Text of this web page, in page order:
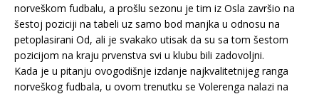
norveškom fudbalu, a prošlu sezonu je tim iz Osla završio na
šestoj poziciji na tabeli uz samo bod manjka u odnosu na
petoplasirani Od, ali je svakako utisak da su sa tom šestom
pozicijom na kraju prvenstva svi u klubu bili zadovoljni.
Kada je u pitanju ovogodišnje izdanje najkvalitetnijeg ranga
norveškog fudbala, u ovom trenutku se Volerenga nalazi na